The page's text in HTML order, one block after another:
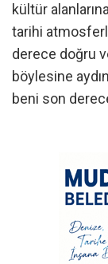
kültür
tarihi
derece doğru
böylesine
beni son